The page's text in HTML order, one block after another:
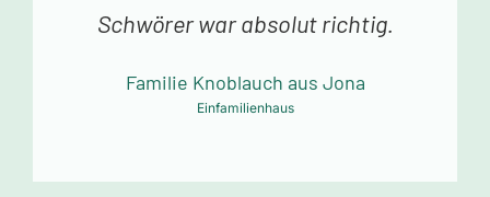
Dank an das Schwörer-Team für die
Familie Mollowitz aus Eitorf-Mühleip